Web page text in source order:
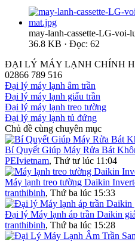
may-lanh-cassette-LG-voi-
36.8 KB · Đọc: 62
ĐẠI LÝ MÁY LẠNH CHÍNH
02866 789 516
Đại lý máy lạnh âm trần
Đại lý máy lạnh giấu trần
Đại lý máy lạnh treo tường
Đại lý máy lạnh tủ đứng
Chủ đề cùng chuyên mục
Bí Quyết Giúp Máy Rửa Bát
PEIvietnam, Thứ tư lúc 11:04
Máy lạnh treo tường Daikin
tranthibinh, Thứ ba lúc 15:33
Đại lý Máy lạnh áp trần Daikin
tranthibinh, Thứ ba lúc 15:28